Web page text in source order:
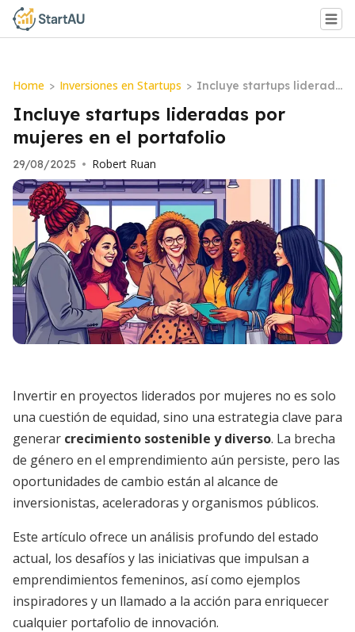
Home > Inversiones en Startups > Incluye startups liderad
as por mujeres en el port
afolio
Incluye startups lideradas por
mujeres en el portafolio
29/08/2025 • Robert Ruan
Invertir en proyectos liderados por mujeres no es solo
una cuestión de equidad, sino una estrategia clave para
generar crecimiento sostenible y diverso. La brecha
de género en el emprendimiento aún persiste, pero las
oportunidades de cambio están al alcance de
inversionistas, aceleradoras y organismos públicos.
Este artículo ofrece un análisis profundo del estado
actual, los desafíos y las iniciativas que impulsan a
emprendimientos femeninos, así como ejemplos
inspiradores y un llamado a la acción para enriquecer
cualquier portafolio de innovación.